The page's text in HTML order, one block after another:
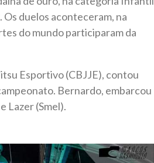
duelos aconteceram, na
do mundo participaram da
Esportivo (CBJJE), contou
Bernardo, embarcou
Lazer (Smel).